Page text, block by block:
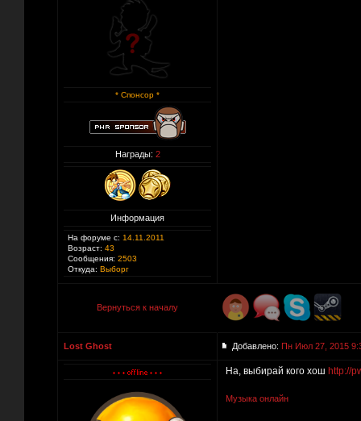
* Спонсор *
Награды: 2
Информация
На форуме с: 14.11.2011
Возраст: 43
Сообщения: 2503
Откуда: Выборг
Вернуться к началу
Lost Ghost Добавлено: Пн Июл 27, 2015
На, выбирай кого хош http://
Музыка онлайн